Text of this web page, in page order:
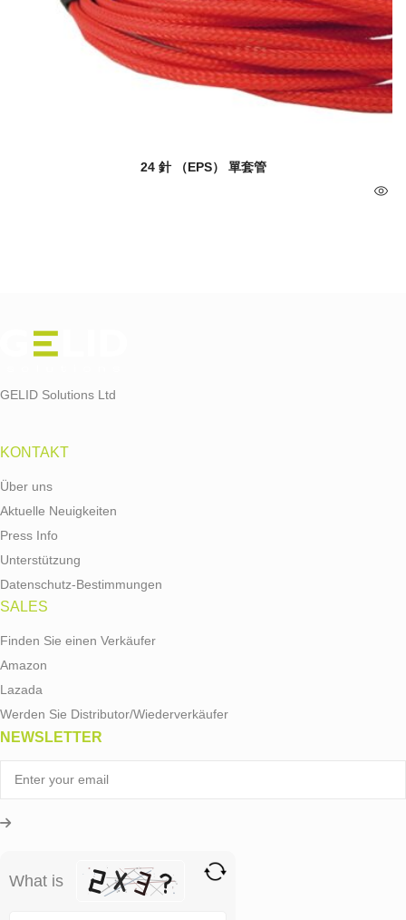
24 針 （EPS） 單套管
GELID Solutions Ltd
KONTAKT
Über uns
Aktuelle Neuigkeiten
Press Info
Unterstützung
Datenschutz-Bestimmungen
SALES
Finden Sie einen Verkäufer
Amazon
Lazada
Werden Sie Distributor/Wiederverkäufer
NEWSLETTER
What is